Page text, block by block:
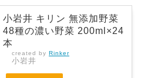
小岩井 キリン 無添加野菜
48種の濃い野菜 200ml×24
本
created by Rinker
小岩井